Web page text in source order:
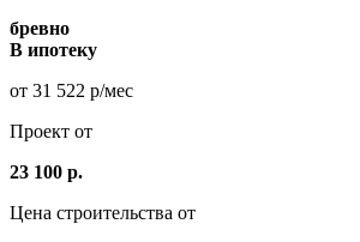
бревно
В ипотеку
от 31 522 р/мес
Проект от
23 100 р.
Цена строительства от